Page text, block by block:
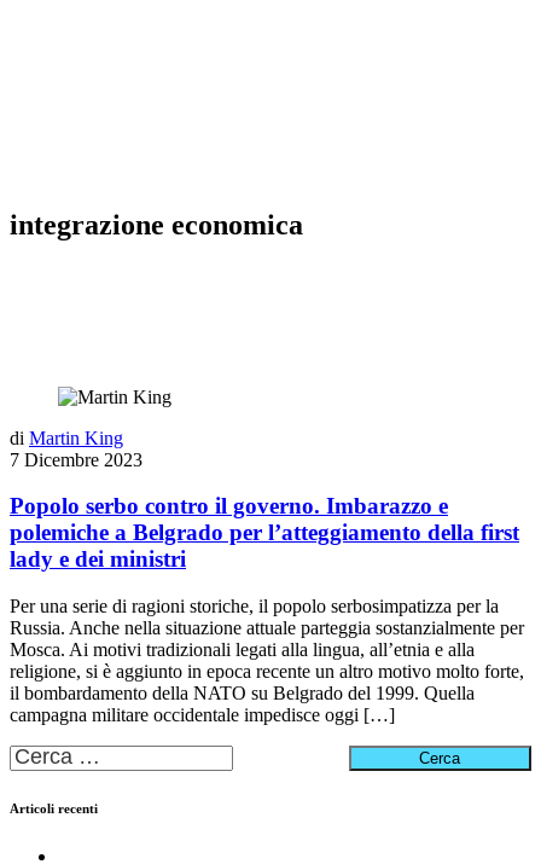
integrazione economica
di Martin King
7 Dicembre 2023
Popolo serbo contro il governo. Imbarazzo e
polemiche a Belgrado per l’atteggiamento della first
lady e dei ministri
Per una serie di ragioni storiche, il popolo serbosimpatizza per la
Russia. Anche nella situazione attuale parteggia sostanzialmente per
Mosca. Ai motivi tradizionali legati alla lingua, all’etnia e alla
religione, si è aggiunto in epoca recente un altro motivo molto forte,
il bombardamento della NATO su Belgrado del 1999. Quella
campagna militare occidentale impedisce oggi […]
Ricerca
per:
Articoli recenti